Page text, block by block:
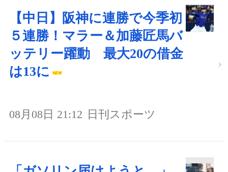
【中日】阪神に連勝で今季初
５連勝！マラー＆加藤匠馬バ
ッテリー躍動 最大20の借金
は13に
08月08日 21:12 日刊スポーツ